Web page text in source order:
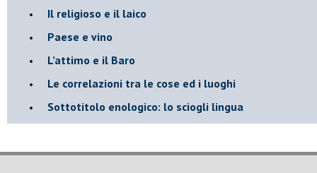
Il religioso e il laico
​Paese e vino
L’attimo e il Baro
Le correlazioni tra le cose ed i luoghi
​Sottotitolo enologico: lo sciogli lingua